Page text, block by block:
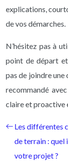
explications,
de vos démarches.
N’hésitez pas à
point de départ
pas de joindre une
recommandé
claire et proactive
Les différentes
de terrain : quel
votre projet ?